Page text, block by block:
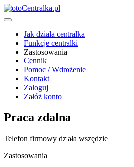
Jak działa centralka
Funkcje centralki
Zastosowania
Cennik
Pomoc / Wdrożenie
Kontakt
Zaloguj
Załóż konto
Praca zdalna
Telefon firmowy działa wszędzie
Zastosowania